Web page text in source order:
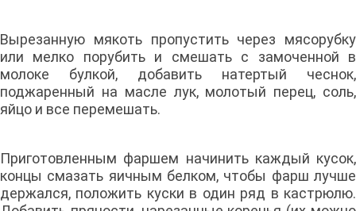
Вырезанную мякоть пропустить через мясорубку
или мелко порубить и смешать с замоченной в
молоке булкой, добавить натертый чеснок,
поджаренный на масле лук, молотый перец, соль,
яйцо и все перемешать.
Приготовленным фаршем начинить каждый кусок,
концы смазать яичным белком, чтобы фарш лучше
держался, положить куски в один ряд в кастрюлю.